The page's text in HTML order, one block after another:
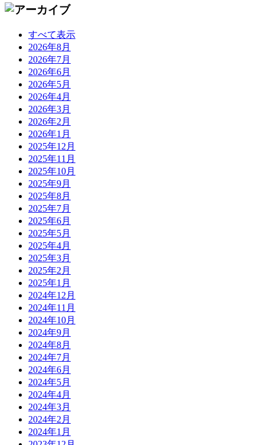
すべて表示
2026年8月
2026年7月
2026年6月
2026年5月
2026年4月
2026年3月
2026年2月
2026年1月
2025年12月
2025年11月
2025年10月
2025年9月
2025年8月
2025年7月
2025年6月
2025年5月
2025年4月
2025年3月
2025年2月
2025年1月
2024年12月
2024年11月
2024年10月
2024年9月
2024年8月
2024年7月
2024年6月
2024年5月
2024年4月
2024年3月
2024年2月
2024年1月